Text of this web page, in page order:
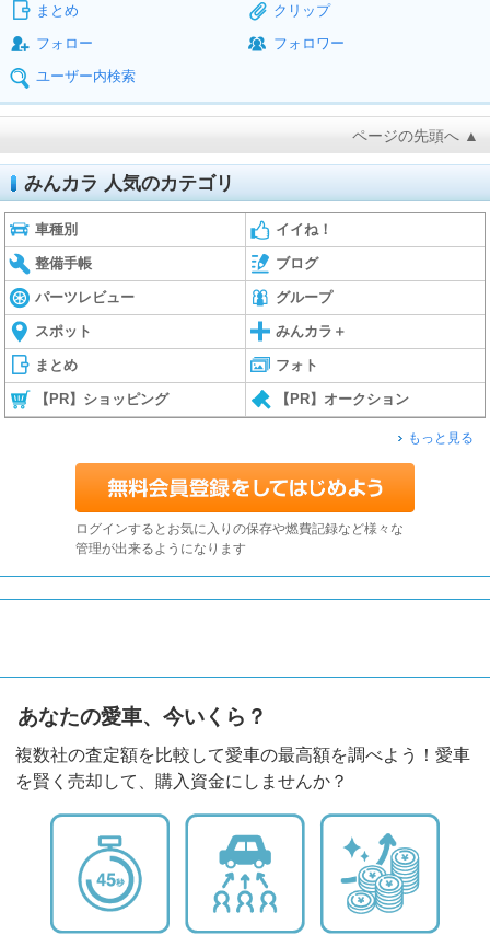
まとめ
クリップ
フォロー
フォロワー
ユーザー内検索
ページの先頭へ ▲
みんカラ 人気のカテゴリ
車種別 イイね！
整備手帳 ブログ
パーツレビュー グループ
スポット みんカラ＋
まとめ フォト
【PR】ショッピング 【PR】オークション
もっと見る
ログインするとお気に入りの保存や燃費記録など様々な
管理が出来るようになります
あなたの愛車、今いくら？
複数社の査定額を比較して愛車の最高額を調べよう！愛車
を賢く売却して、購入資金にしませんか？